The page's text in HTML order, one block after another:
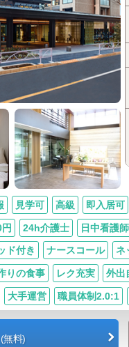
見学可 高級 即入居可
24h介護士 日中看護師
ド付き ナースコール ネ
りの食事 レク充実 外出
大手運営 職員体制2.0:1
(無料)